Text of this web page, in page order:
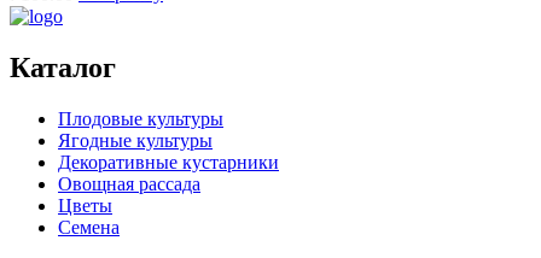
Каталог
Плодовые культуры
Ягодные культуры
Декоративные кустарники
Овощная рассада
Цветы
Семена